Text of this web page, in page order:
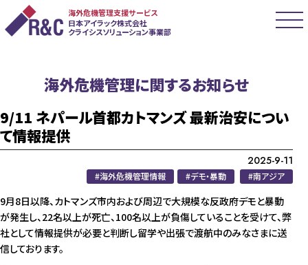
海外危機管理支援サービス
日本アイラック株式会社
クライシスソリューション事業部
海外危機管理に関するお知らせ
9/11 ネパール首都カトマンズ 最新治安につい
て情報提供
2025-9-11
海外危機管理情報 デモ・暴動 南アジア
9月8日以降、カトマンズ市内および周辺で大規模な反政府デモと暴動
が発生し、22名以上が死亡、100名以上が負傷していることを受けて、弊
社として情報提供が必要と判断し留学や出張で渡航中のみなさまに送
信しております。